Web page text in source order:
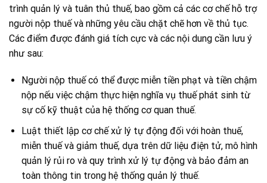
trình quản lý và tuân thủ thuế, bao gồm cả các cơ chế hỗ trợ
người nộp thuế và những yêu cầu chặt chẽ hơn về thủ tục.
Các điểm được đánh giá tích cực và các nội dung cần lưu ý
như sau:
Người nộp thuế có thể được miễn tiền phạt và tiền chậm
nộp nếu việc chậm thực hiện nghĩa vụ thuế phát sinh từ
sự cố kỹ thuật của hệ thống cơ quan thuế.
Luật thiết lập cơ chế xử lý tự động đối với hoàn thuế,
miễn thuế và giảm thuế, dựa trên dữ liệu điện tử, mô hình
quản lý rủi ro và quy trình xử lý tự động và bảo đảm an
toàn thông tin trong hệ thống quản lý thuế.